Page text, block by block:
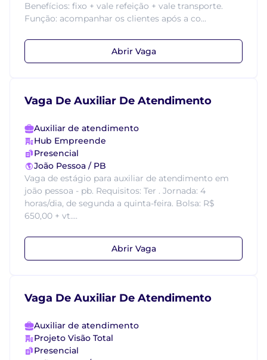
Benefícios: fixo + vale refeição + vale transporte.
Função: acompanhar os clientes após a co...
Abrir Vaga
Vaga De Auxiliar De Atendimento
Auxiliar de atendimento
Hub Empreende
Presencial
João Pessoa / PB
Vaga de estágio para auxiliar de atendimento em
joão pessoa - pb. Requisitos: Ter . Jornada: 4
horas/dia, de segunda a quinta-feira. Bolsa: R$
650,00 + vt....
Abrir Vaga
Vaga De Auxiliar De Atendimento
Auxiliar de atendimento
Projeto Visão Total
Presencial